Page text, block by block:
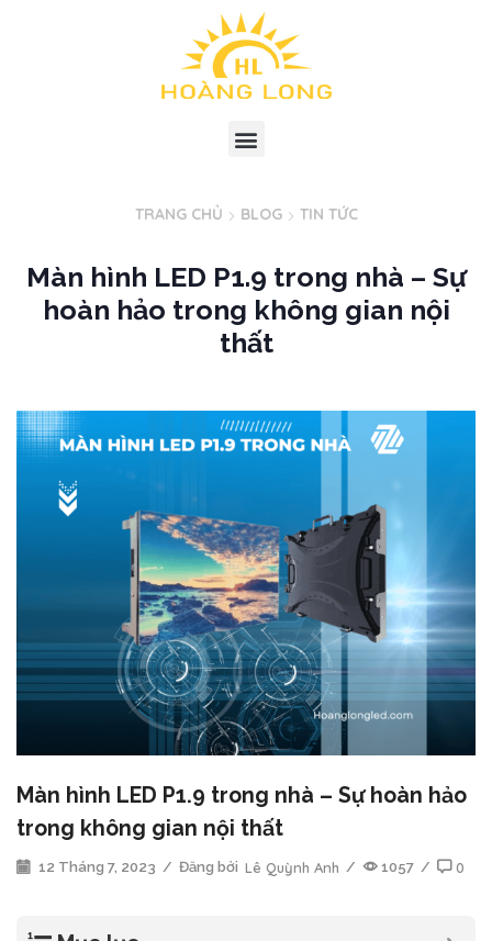
TRANG CHỦ BLOG TIN TỨC
Màn hình LED P1.9 trong nhà – Sự
hoàn hảo trong không gian nội
thất
Màn hình LED P1.9 trong nhà – Sự hoàn hảo
trong không gian nội thất
12 Tháng 7, 2023 / Đăng bởi Lê Quỳnh Anh / 1057 / 0